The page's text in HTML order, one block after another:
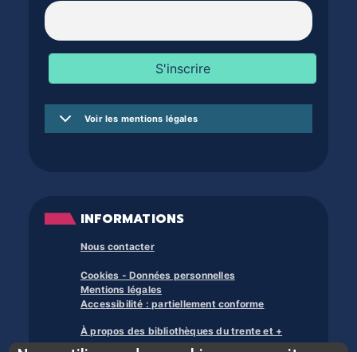
Voir les mentions légales
INFORMATIONS
Nous contacter
Cookies - Données personnelles
Mentions légales
Accessibilité : partiellement conforme
À propos des bibliothèques du trente et +